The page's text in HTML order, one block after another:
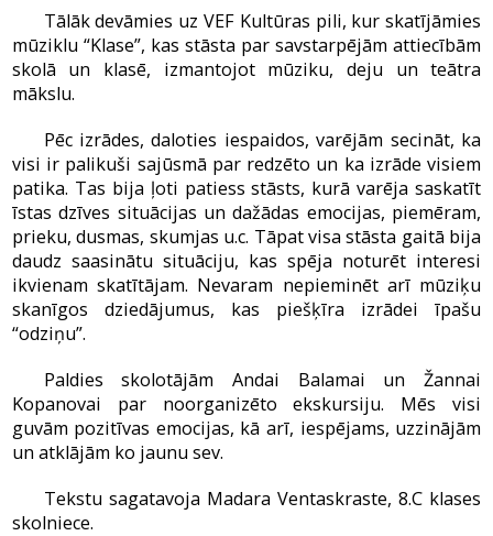
Tālāk devāmies uz VEF Kultūras pili, kur skatījāmies
mūziklu “Klase”, kas stāsta par savstarpējām attiecībām
skolā un klasē, izmantojot mūziku, deju un teātra
mākslu.
Pēc izrādes, daloties iespaidos, varējām secināt, ka
visi ir palikuši sajūsmā par redzēto un ka izrāde visiem
patika. Tas bija ļoti patiess stāsts, kurā varēja saskatīt
īstas dzīves situācijas un dažādas emocijas, piemēram,
prieku, dusmas, skumjas u.c. Tāpat visa stāsta gaitā bija
daudz saasinātu situāciju, kas spēja noturēt interesi
ikvienam skatītājam. Nevaram nepieminēt arī mūziķu
skanīgos dziedājumus, kas piešķīra izrādei īpašu
“odziņu”.
Paldies skolotājām Andai Balamai un Žannai
Kopanovai par noorganizēto ekskursiju. Mēs visi
guvām pozitīvas emocijas, kā arī, iespējams, uzzinājām
un atklājām ko jaunu sev.
Tekstu sagatavoja Madara Ventaskraste, 8.C klases
skolniece.